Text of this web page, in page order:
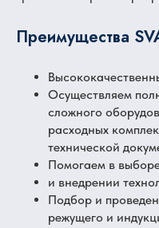
Преимущества
Осуществляем
сложного
расходных
технической
Помогаем в
и внедрении
Подбор и
режущего и